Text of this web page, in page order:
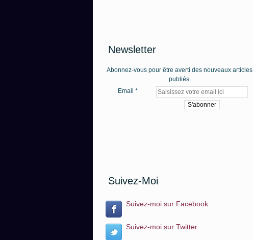
Newsletter
Abonnez-vous pour être averti des nouveaux articles
publiés.
Email
Suivez-Moi
Suivez-moi sur Facebook
Suivez-moi sur Twitter